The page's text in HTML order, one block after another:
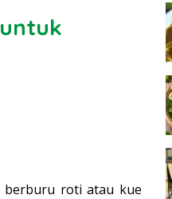
berburu roti atau kue